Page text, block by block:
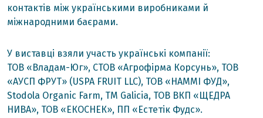
контактів між українськими виробниками й
міжнародними баєрами.
У виставці взяли участь українські компанії:
ТОВ «Владам-Юг», СТОВ «Агрофірма Корсунь», ТОВ
«АУСП ФРУТ» (USPA FRUIT LLC), ТОВ «НАММІ ФУД»,
Stodola Organic Farm, ТМ Galicia, ТОВ ВКП «ЩЕДРА
НИВА», ТОВ «ЕКОСНЕК», ПП «Естетік Фудс».